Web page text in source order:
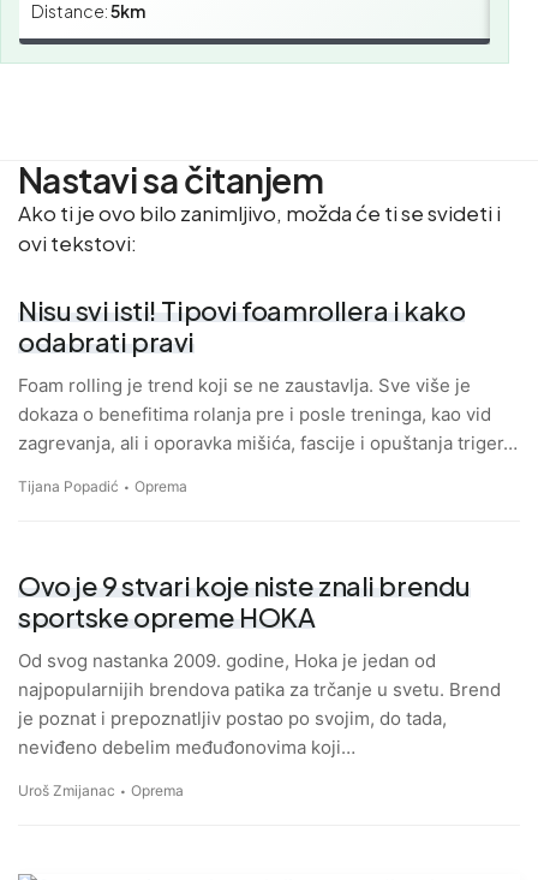
Distance:5km
Nastavi sa čitanjem
Ako ti je ovo bilo zanimljivo, možda će ti se svideti i
ovi tekstovi:
Nisu svi isti! Tipovi foamrollera i kako
odabrati pravi
Foam rolling je trend koji se ne zaustavlja. Sve više je
dokaza o benefitima rolanja pre i posle treninga, kao vid
zagrevanja, ali i oporavka mišića, fascije i opuštanja triger…
Tijana Popadić Oprema
Ovo je 9 stvari koje niste znali brendu
sportske opreme HOKA
Od svog nastanka 2009. godine, Hoka je jedan od
najpopularnijih brendova patika za trčanje u svetu. Brend
je poznat i prepoznatljiv postao po svojim, do tada,
neviđeno debelim međuđonovima koji…
Uroš Zmijanac Oprema